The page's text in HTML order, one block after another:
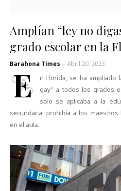
Amplían “ley no
grado escolar en la
Barahona Times - Abril 20, 2023
E
n Florida, se ha ampliado
gay" a todos los grados
solo se aplicaba a la
secundaria, prohibía a los
en el aula.